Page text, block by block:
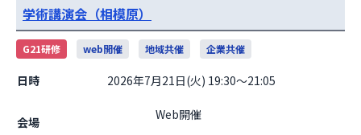
学術講演会（相模原）
G21研修 web開催 地域共催 企業共催
日時 2026年7月21日(火) 19:30～21:05
会場